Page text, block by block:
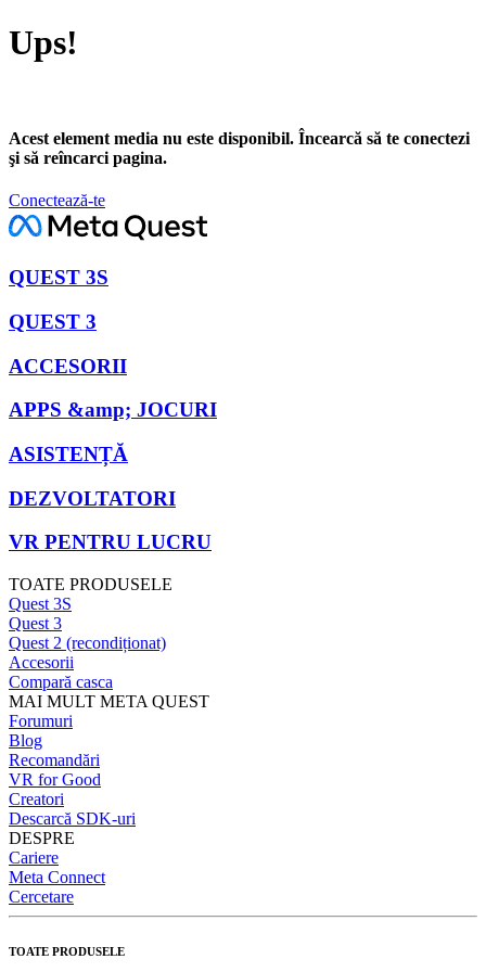
Ups!
Acest element media nu este disponibil. Încearcă să te conectezi
şi să reîncarci pagina.
Conectează-te
QUEST 3S
QUEST 3
ACCESORII
APPS &amp; JOCURI
ASISTENȚĂ
DEZVOLTATORI
VR PENTRU LUCRU
TOATE PRODUSELE
Quest 3S
Quest 3
Quest 2 (recondiționat)
Accesorii
Compară casca
MAI MULT META QUEST
Forumuri
Blog
Recomandări
VR for Good
Creatori
Descarcă SDK-uri
DESPRE
Cariere
Meta Connect
Cercetare
TOATE PRODUSELE